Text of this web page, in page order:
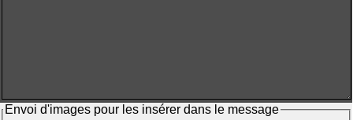
Envoi d'images pour les insérer dans le message